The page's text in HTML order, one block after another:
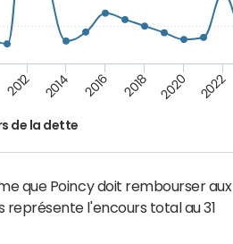
de la dette
2012 2014 2016 2018 2020 2022
que Poincy doit rembourser aux
représente l'encours total au 31